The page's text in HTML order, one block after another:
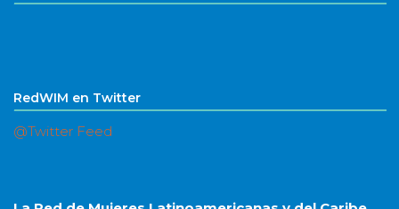
RedWIM en Twitter
@Twitter Feed